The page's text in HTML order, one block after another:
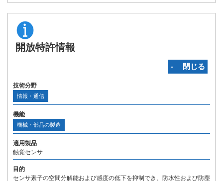
開放特許情報
‐ 閉じる
技術分野
情報・通信
機能
機械・部品の製造
適用製品
触覚センサ
目的
センサ素子の空間分解能および感度の低下を抑制でき、防水性および防塵